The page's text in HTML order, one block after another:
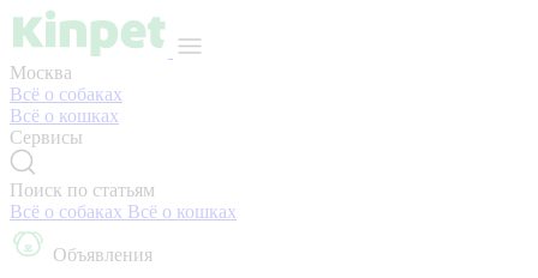
Москва
Всё о собаках
Всё о кошках
Сервисы
Поиск по статьям
Всё о собаках Всё о кошках
Объявления